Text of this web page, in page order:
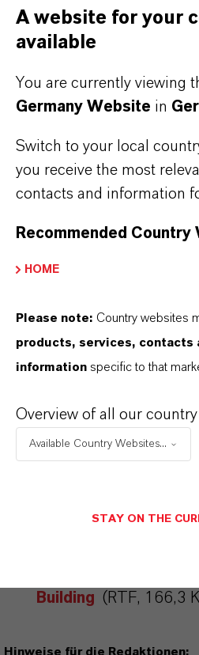
Temperaturbeständigkeit
ist das Risiko von
Darüber hinaus sind die
Konstruktionswerkstoffe
und auch in trockener
dauerbeständiger.
von LANXESS für die
unterwww.durethan.de
ÜBER LANXESS
LANXESS auf der
Building (RTF, 166,3
Hinweise für die Redaktionen:
A website for your
available
You are currently viewing
Germany Website in
Switch to your local
you receive the most
contacts and information
Recommended Country
HOME
Please note: Country websites
products, services, contacts
information specific to that
Overview of all our
Available Country Websites...
STAY ON THE